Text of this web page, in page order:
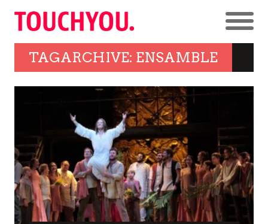
TAGARCHIVE: ENSAMBLE